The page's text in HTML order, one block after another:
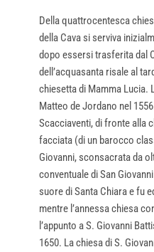
Della quattrocentesca
della Cava si serviva
dopo essersi trasferita dal
dell’acquasanta risale al
chiesetta di Mamma Lucia.
Matteo de Jordano nel
Scacciaventi, di fronte alla
facciata (di un barocco
Giovanni, sconsacrata da
conventuale di San
suore di Santa Chiara e fu
mentre l’annessa chiesa
l’appunto a S. Giovanni
1650. La chiesa di S.